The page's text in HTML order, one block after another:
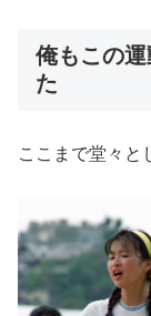
俺もこの
た
ここまで堂々と